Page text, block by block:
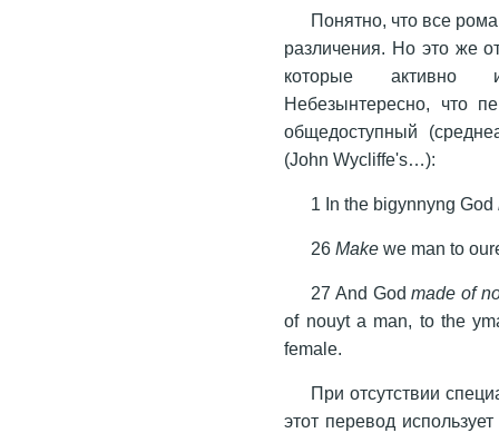
Понятно, что все
различения. Но это же
которые активно
Небезынтересно, что
общедоступный
(John Wycliffe's…):
1 In the bigynnyng God
26Make we man to
27 And Godmade of
of nouyt a man, to the
female.
При отсутствии
этот перевод